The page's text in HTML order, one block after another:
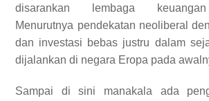
disarankan lembaga
Menurutnya pendekatan neoliberal
dan investasi bebas justru dalam
dijalankan di negara Eropa pada
Sampai di sini manakala ada